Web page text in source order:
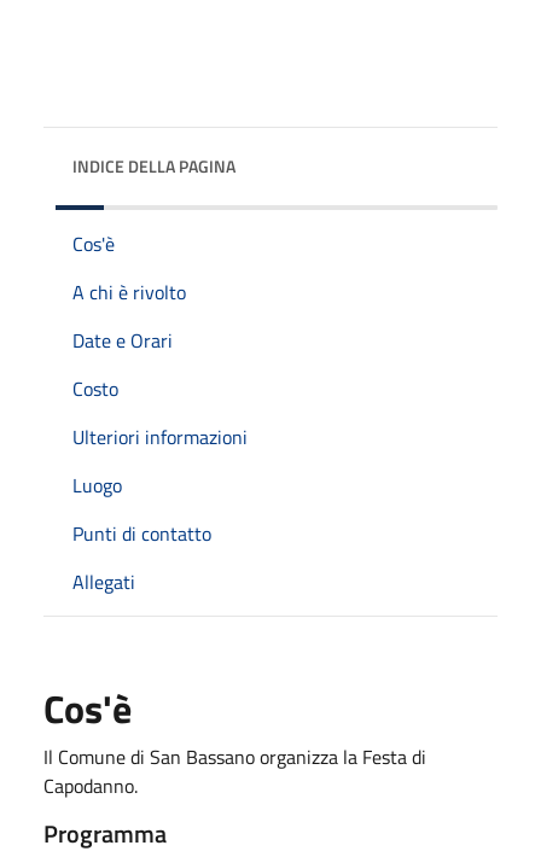
INDICE DELLA PAGINA
Cos'è
A chi è rivolto
Date e Orari
Costo
Ulteriori informazioni
Luogo
Punti di contatto
Allegati
Cos'è
Il Comune di San Bassano organizza la Festa di
Capodanno.
Programma